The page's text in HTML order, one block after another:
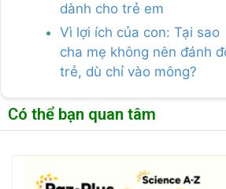
dành cho trẻ em
Vì lợi ích của con: Tại sao
cha mẹ không nên đánh
trẻ, dù chỉ vào mông?
Có thể bạn quan tâm